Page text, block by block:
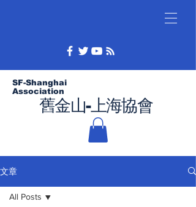
舊金山-上海協會
SF-Shanghai
Association
文章
All Posts